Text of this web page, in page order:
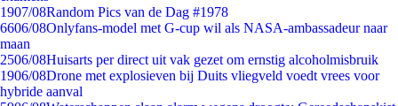
1907/08Random Pics van de Dag #1978
6606/08Onlyfans-model met G-cup wil als NASA-ambassadeur naar
maan
2506/08Huisarts per direct uit vak gezet om ernstig alcoholmisbruik
1906/08Drone met explosieven bij Duits vliegveld voedt vrees voor
hybride aanval